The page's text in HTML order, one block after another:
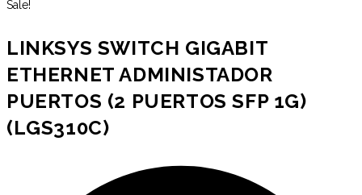
Sale!
LINKSYS SWITCH GIGABIT
ETHERNET ADMINISTADOR
PUERTOS (2 PUERTOS SFP 1G)
(LGS310C)